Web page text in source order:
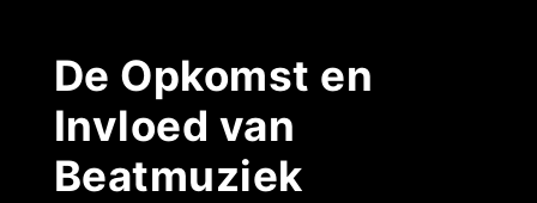
De Opkomst en
Invloed van
Beatmuziek